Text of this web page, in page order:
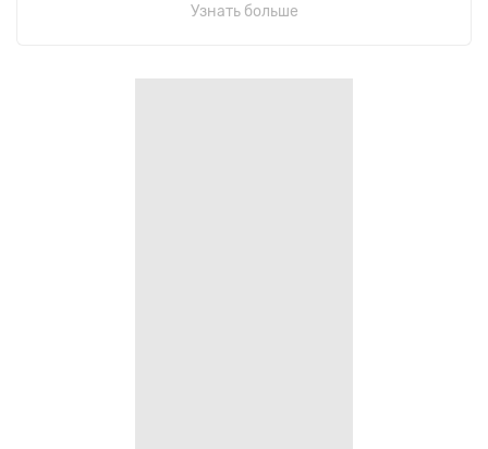
Узнать больше